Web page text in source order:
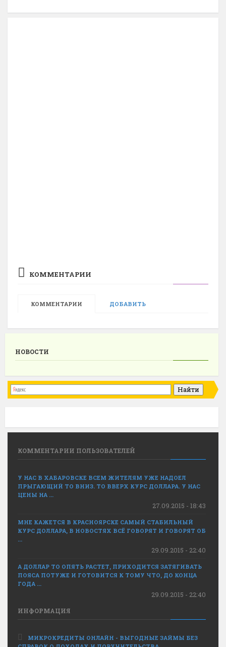
КОММЕНТАРИИ
КОММЕНТАРИИ ДОБАВИТЬ
НОВОСТИ
КОММЕНТАРИИ ПОЛЬЗОВАТЕЛЕЙ
У НАС В ХАБАРОВСКЕ ВСЕМ ЖИТЕЛЯМ УЖЕ НАДОЕЛ
ПРЫГАЮЩИЙ ТО ВНИЗ. ТО ВВЕРХ КУРС ДОЛЛАРА. У НАС
ЦЕНЫ НА ...
27.09.2015 - 18:43
МНЕ КАЖЕТСЯ В КРАСНОЯРСКЕ САМЫЙ СТАБИЛЬНЫЙ
КУРС ДОЛЛАРА, В НОВОСТЯХ ВСЁ ГОВОРЯТ И ГОВОРЯТ ОБ
...
29.09.2015 - 22:40
А ДОЛЛАР ТО ОПЯТЬ РАСТЕТ, ПРИХОДИТСЯ ЗАТЯГИВАТЬ
ПОЯСА ПОТУЖЕ И ГОТОВИТСЯ К ТОМУ ЧТО, ДО КОНЦА
ГОДА ...
29.09.2015 - 22:40
ИНФОРМАЦИЯ
МИКРОКРЕДИТЫ ОНЛАЙН - ВЫГОДНЫЕ ЗАЙМЫ БЕЗ